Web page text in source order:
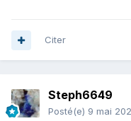
Citer
Steph6649
Posté(e) 9 mai